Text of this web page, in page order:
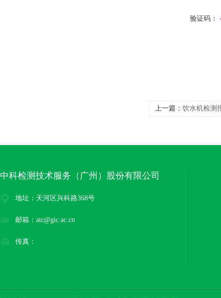
验证码：
上一篇： 饮水机检测
中科检测技术服务（广州）股份有限公司
地址：天河区兴科路368号
邮箱：atc@gic.ac.cn
传真：